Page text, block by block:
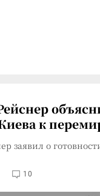
к
заявил о
10